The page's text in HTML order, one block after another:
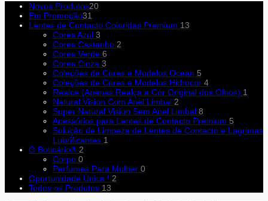
Novos Produtos20
Em Promoção31
Lentes de Contacto Coloridas Premium 13
Cores Azul 3
Cores Castanho 2
Cores Verde 6
Cores Cinza 3
Coleções de Cores e Modelos Ocean 5
Coleções de Cores e Modelos Hidrocor 4
Realce (Apenas Realça a Cor Original dos Olhos) 1
Natural Vision Com Anel Limbal 2
Super Natural Vision Sem Anel Limbal 8
Acessórios para Lentes de Contacto Premium 5
Solução de Limpeza de Lentes de Contacto e Lagrimas
Lubrificantes 1
O Boticário® 2
Corpo 0
Perfumes Para Mulher 0
Oportunidade Única ! 2
Todos os Produtos 13